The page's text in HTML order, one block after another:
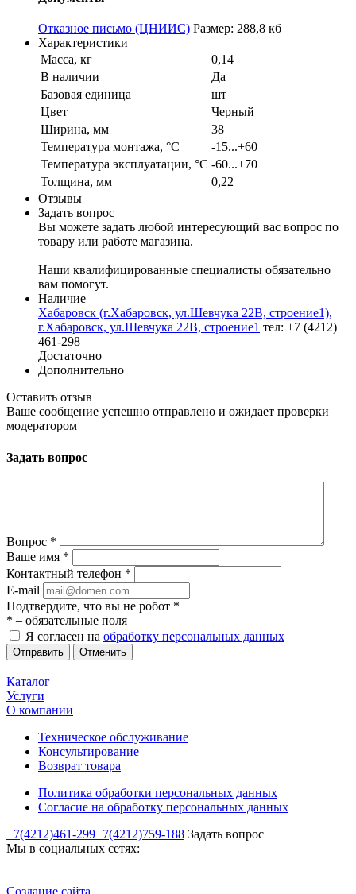
Отказное письмо (ЦНИИС) Размер: 288,8 кб
Характеристики
Масса, кг
0,14
В наличии
Да
Базовая единица
шт
Цвет
Черный
Ширина, мм
38
Температура монтажа, °С
-15...+60
Температура эксплуатации, °С -60...+70
Толщина, мм
0,22
Отзывы
Задать вопрос
Вы можете задать любой интересующий вас вопрос по
товару или работе магазина.
Наши квалифицированные специалисты обязательно
вам помогут.
Наличие
Хабаровск (г.Хабаровск, ул.Шевчука 22В, строение1),
г.Хабаровск, ул.Шевчука 22В, строение1 тел: +7 (4212)
461-298
Достаточно
Дополнительно
Оставить отзыв
Ваше сообщение успешно отправлено и ожидает проверки
модератором
Задать вопрос
Вопрос *
Ваше имя *
Контактный телефон *
E-mail
Подтвердите, что вы не робот *
* – обязательные поля
Я согласен на обработку персональных данных
Отменить
Каталог
Услуги
О компании
Техническое обслуживание
Консультирование
Возврат товара
Политика обработки персональных данных
Согласие на обработку персональных данных
+7(4212)461-299+7(4212)759-188 Задать вопрос
Мы в социальных сетях:
Создание сайта